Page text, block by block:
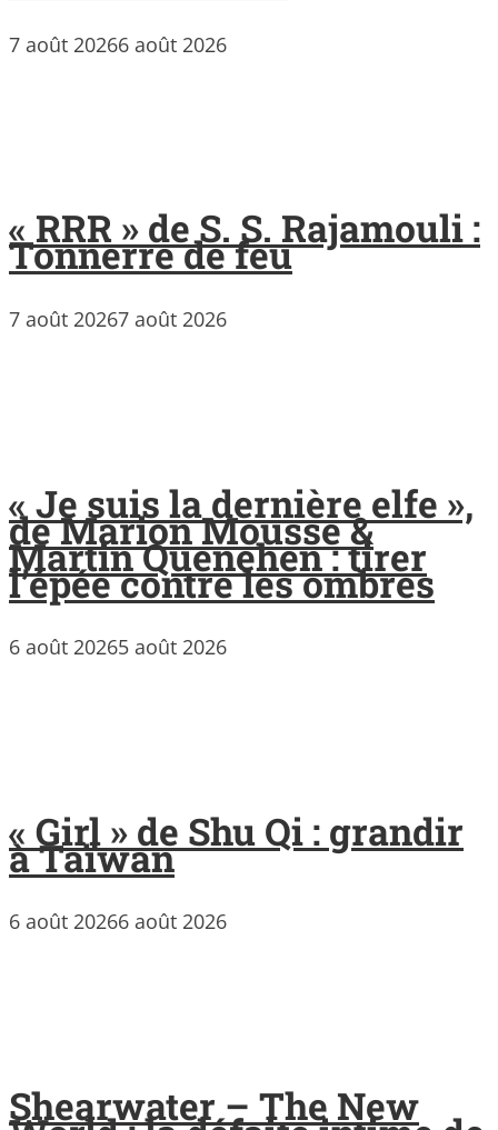
7 août 20266 août 2026
« RRR » de S. S. Rajamouli :
Tonnerre de feu
7 août 20267 août 2026
« Je suis la dernière elfe »,
de Marion Mousse &
Martin Quenehen : tirer
l’épée contre les ombres
6 août 20265 août 2026
« Girl » de Shu Qi : grandir
à Taïwan
6 août 20266 août 2026
Shearwater – The New